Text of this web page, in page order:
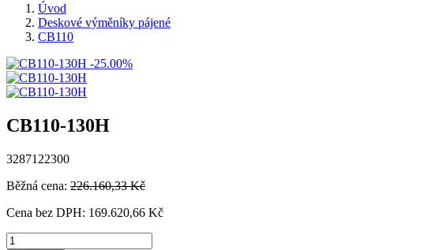
Úvod
Deskové výměníky pájené
CB110
-25.00%
CB110-130H
3287122300
Běžná cena: 226.160,33 Kč
Cena bez DPH: 169.620,66 Kč